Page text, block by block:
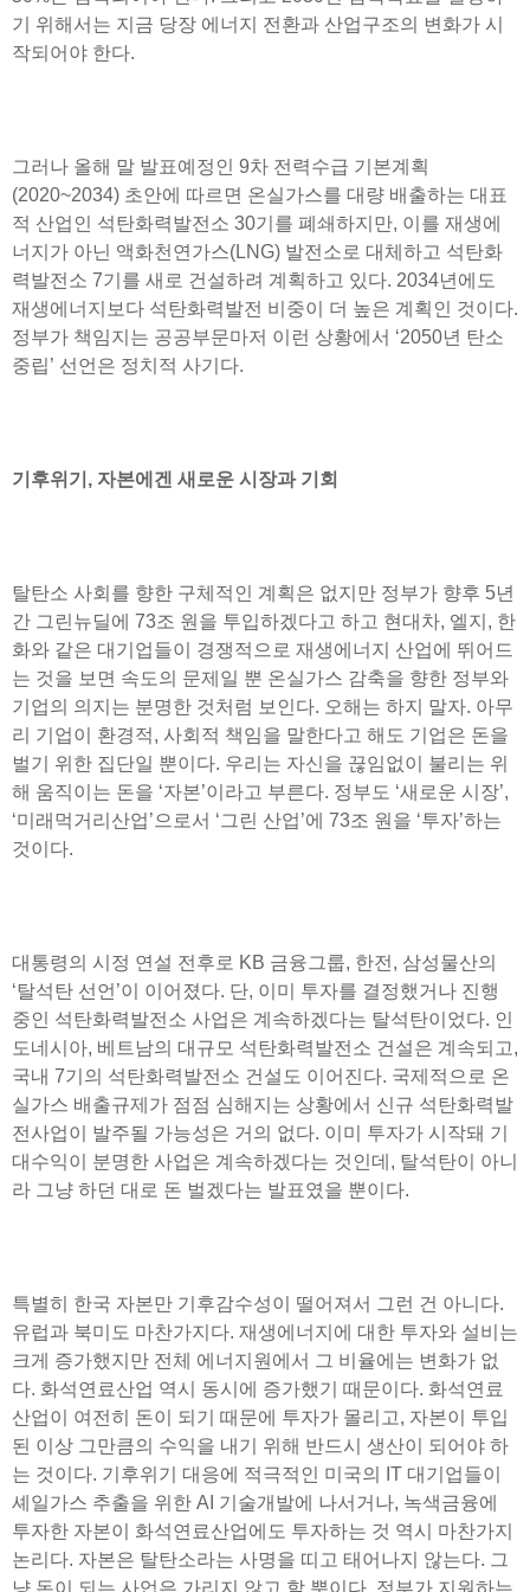
기 위해서는 지금 당장 에너지 전환과 산업구조의 변화가 시
작되어야 한다.
그러나 올해 말 발표예정인 9차 전력수급 기본계획
(2020~2034) 초안에 따르면 온실가스를 대량 배출하는 대표
적 산업인 석탄화력발전소 30기를 폐쇄하지만, 이를 재생에
너지가 아닌 액화천연가스(LNG) 발전소로 대체하고 석탄화
력발전소 7기를 새로 건설하려 계획하고 있다. 2034년에도
재생에너지보다 석탄화력발전 비중이 더 높은 계획인 것이다.
정부가 책임지는 공공부문마저 이런 상황에서 ‘2050년 탄소
중립’ 선언은 정치적 사기다.
기후위기, 자본에겐 새로운 시장과 기회
탈탄소 사회를 향한 구체적인 계획은 없지만 정부가 향후 5년
간 그린뉴딜에 73조 원을 투입하겠다고 하고 현대차, 엘지, 한
화와 같은 대기업들이 경쟁적으로 재생에너지 산업에 뛰어드
는 것을 보면 속도의 문제일 뿐 온실가스 감축을 향한 정부와
기업의 의지는 분명한 것처럼 보인다. 오해는 하지 말자. 아무
리 기업이 환경적, 사회적 책임을 말한다고 해도 기업은 돈을
벌기 위한 집단일 뿐이다. 우리는 자신을 끊임없이 불리는 위
해 움직이는 돈을 ‘자본’이라고 부른다. 정부도 ‘새로운 시장’,
‘미래먹거리산업’으로서 ‘그린 산업’에 73조 원을 ‘투자’하는
것이다.
대통령의 시정 연설 전후로 KB 금융그룹, 한전, 삼성물산의
‘탈석탄 선언’이 이어졌다. 단, 이미 투자를 결정했거나 진행
중인 석탄화력발전소 사업은 계속하겠다는 탈석탄이었다. 인
도네시아, 베트남의 대규모 석탄화력발전소 건설은 계속되고,
국내 7기의 석탄화력발전소 건설도 이어진다. 국제적으로 온
실가스 배출규제가 점점 심해지는 상황에서 신규 석탄화력발
전사업이 발주될 가능성은 거의 없다. 이미 투자가 시작돼 기
대수익이 분명한 사업은 계속하겠다는 것인데, 탈석탄이 아니
라 그냥 하던 대로 돈 벌겠다는 발표였을 뿐이다.
특별히 한국 자본만 기후감수성이 떨어져서 그런 건 아니다.
유럽과 북미도 마찬가지다. 재생에너지에 대한 투자와 설비는
크게 증가했지만 전체 에너지원에서 그 비율에는 변화가 없
다. 화석연료산업 역시 동시에 증가했기 때문이다. 화석연료
산업이 여전히 돈이 되기 때문에 투자가 몰리고, 자본이 투입
된 이상 그만큼의 수익을 내기 위해 반드시 생산이 되어야 하
는 것이다. 기후위기 대응에 적극적인 미국의 IT 대기업들이
셰일가스 추출을 위한 AI 기술개발에 나서거나, 녹색금융에
투자한 자본이 화석연료산업에도 투자하는 것 역시 마찬가지
논리다. 자본은 탈탄소라는 사명을 띠고 태어나지 않는다. 그
냥 돈이 되는 사업은 가리지 않고 할 뿐이다. 정부가 지원하는,